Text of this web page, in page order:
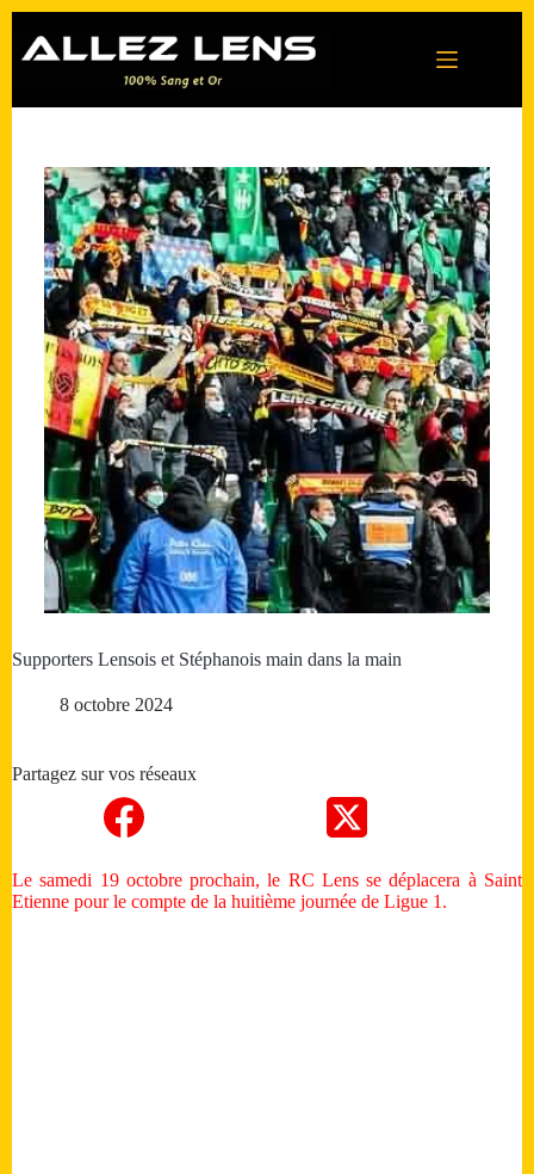
contenu
Supporters Lensois et Stéphanois main dans la main
8 octobre 2024
Partagez sur vos réseaux
Le samedi 19 octobre prochain, le RC Lens se déplacera à Saint
Etienne pour le compte de la huitième journée de Ligue 1.